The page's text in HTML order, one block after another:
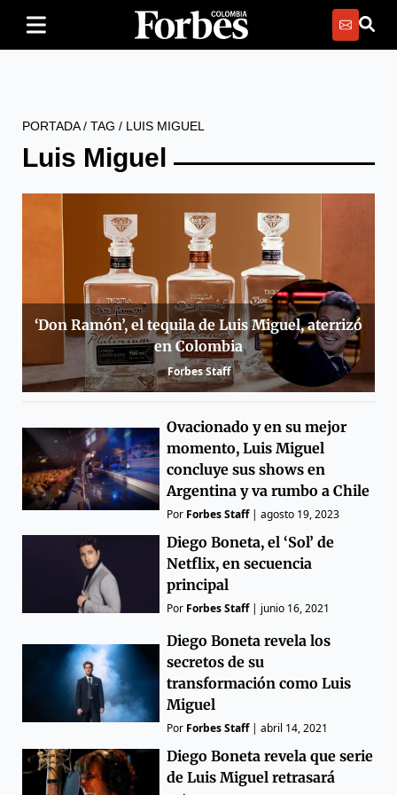
PORTADA/ TAG / LUIS MIGUEL
Luis Miguel
‘Don Ramón’, el tequila de Luis Miguel, aterrizó
en Colombia
Forbes Staff
Ovacionado y en su mejor
momento, Luis Miguel
concluye sus shows en
Argentina y va rumbo a Chile
Por Forbes Staff|agosto 19, 2023
Diego Boneta, el ‘Sol’ de
Netflix, en secuencia
principal
Por Forbes Staff| junio 16, 2021
Diego Boneta revela los
secretos de su
transformación como Luis
Miguel
Por Forbes Staff|abril 14, 2021
Diego Boneta revela que serie
de Luis Miguel retrasará